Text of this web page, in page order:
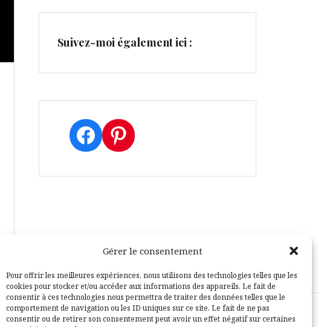
Gérer le consentement
Pour offrir les meilleures expériences, nous utilisons des technologies telles que les
cookies pour stocker et/ou accéder aux informations des appareils. Le fait de
consentir à ces technologies nous permettra de traiter des données telles que le
comportement de navigation ou les ID uniques sur ce site. Le fait de ne pas
consentir ou de retirer son consentement peut avoir un effet négatif sur certaines
Suivez-moi également ici :
Facebook
Pinterest
par Themeisle